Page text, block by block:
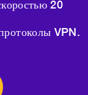
20
VPN.